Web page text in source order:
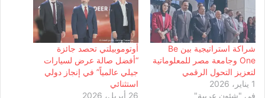
شراكة استراتيجية بين Be
One وجامعة مصر للمعلوماتية
لتعزيز التحول الرقمي
1 يناير، 2026
في "شئون عربية"
أوتوموبيلتي تحصد جائزة
“أفضل صالة عرض لسيارات
جيلي عالمياً” في إنجاز دولي
استثنائي
26 أبريل، 2026